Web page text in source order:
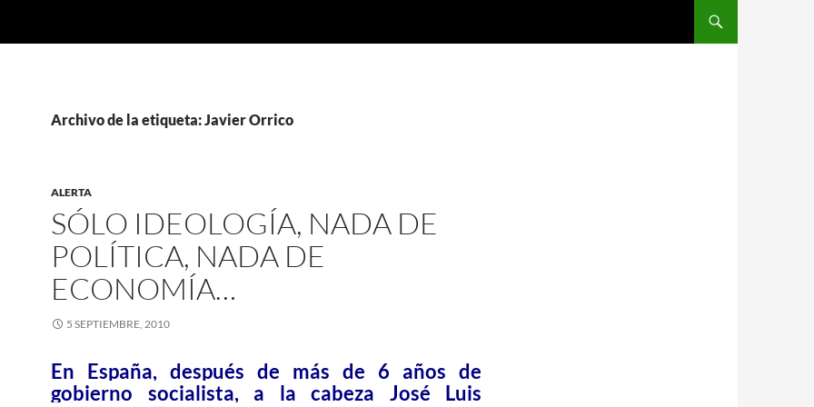
Archivo de la etiqueta: Javier Orrico
ALERTA
SÓLO IDEOLOGÍA, NADA DE
POLÍTICA, NADA DE
ECONOMÍA…
5 SEPTIEMBRE, 2010
En España, después de más de 6 años de
gobierno socialista, a la cabeza José Luis